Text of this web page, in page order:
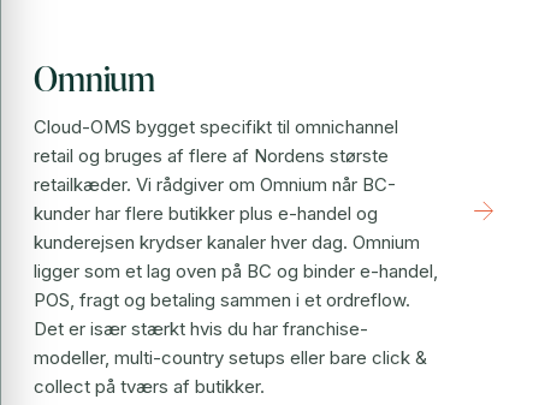
Omnium
Cloud-OMS bygget specifikt til omnichannel
retail og bruges af flere af Nordens største
retailkæder. Vi rådgiver om Omnium når BC-
kunder har flere butikker plus e-handel og
kunderejsen krydser kanaler hver dag. Omnium
ligger som et lag oven på BC og binder e-handel,
POS, fragt og betaling sammen i et ordreflow.
Det er især stærkt hvis du har franchise-
modeller, multi-country setups eller bare click &
collect på tværs af butikker.
arrow_forward